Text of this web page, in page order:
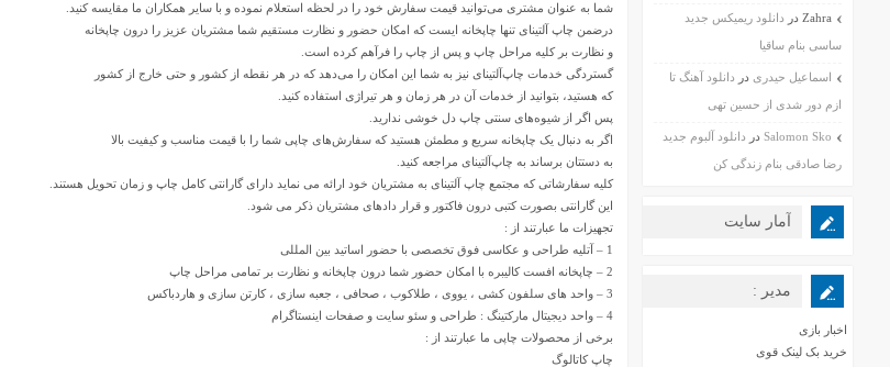
شما به عنوان مشتری می‌توانید قیمت سفارش خود را در لحظه استعلام نموده و با سایر همکاران ما مقایسه کنید.
درضمن چاپ آلتینای تنها چاپخانه ایست که امکان حضور و نظارت مستقیم شما مشتریان عزیز را درون چاپخانه
و نظارت بر کلیه مراحل چاپ و پس از چاپ را فرآهم کرده است.
گستردگی خدمات چاپ‌آلتینای نیز به شما این امکان را می‌دهد که در هر نقطه از کشور و حتی خارج از کشور
که هستید، بتوانید از خدمات آن در هر زمان و هر تیراژی استفاده کنید.
پس اگر از شیوه‌های سنتی چاپ دل خوشی ندارید.
اگر به دنبال یک چاپخانه سریع و مطمئن هستید که سفارش‌های چاپی شما را با قیمت مناسب و کیفیت بالا
به دستتان برساند به چاپ‌آلتینای مراجعه کنید.
کلیه سفارشاتی که مجتمع چاپ‌ آلتینای به مشتریان خود ارائه می نماید دارای گارانتی کامل چاپ و زمان تحویل هستند.
این گارانتی بصورت کتبی درون فاکتور و قرار دادهای مشتریان ذکر می شود.
تجهیزات ما عبارتند از :
1 – آتلیه طراحی و عکاسی فوق تخصصی با حضور اساتید بین المللی
2 – چاپخانه افست کالیبره با امکان حضور شما درون چاپخانه و نظارت بر تمامی مراحل چاپ
3 – واحد های سلفون کشی ، یووی ، طلاکوب ، صحافی ، جعبه سازی ، کارتن سازی و هاردباکس
4 – واحد دیجیتال مارکتینگ : طراحی و سئو سایت و صفحات اینستاگرام
برخی از محصولات چاپی ما عبارتند از :
چاپ کاتالوگ
Zahraدر دانلود ریمیکس جدید
ساسی بنام ساقیا
اسماعیل حیدری در دانلود آهنگ تا
ازم دور شدی از حسین تهی
Salomon Skoدر دانلود آلبوم جدید
رضا صادقی بنام زندگی کن
آمار سایت
مدیر :
اخبار بازی
خرید بک لینک قوی